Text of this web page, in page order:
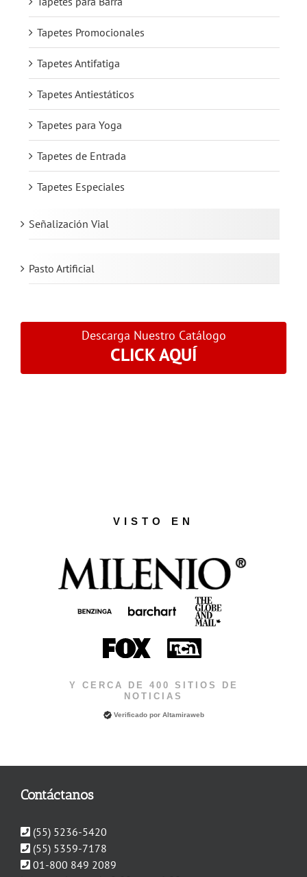
Tapetes Promocionales
Tapetes Antifatiga
Tapetes Antiestáticos
Tapetes para Yoga
Tapetes de Entrada
Tapetes Especiales
Señalización Vial
Pasto Artificial
Descarga Nuestro Catálogo
CLICK AQUÍ
VISTO EN
Y CERCA DE 400 SITIOS DE
NOTICIAS
Verificado por Altamiraweb
Contáctanos
(55) 5236-5420
(55) 5359-7178
01-800 849 2089